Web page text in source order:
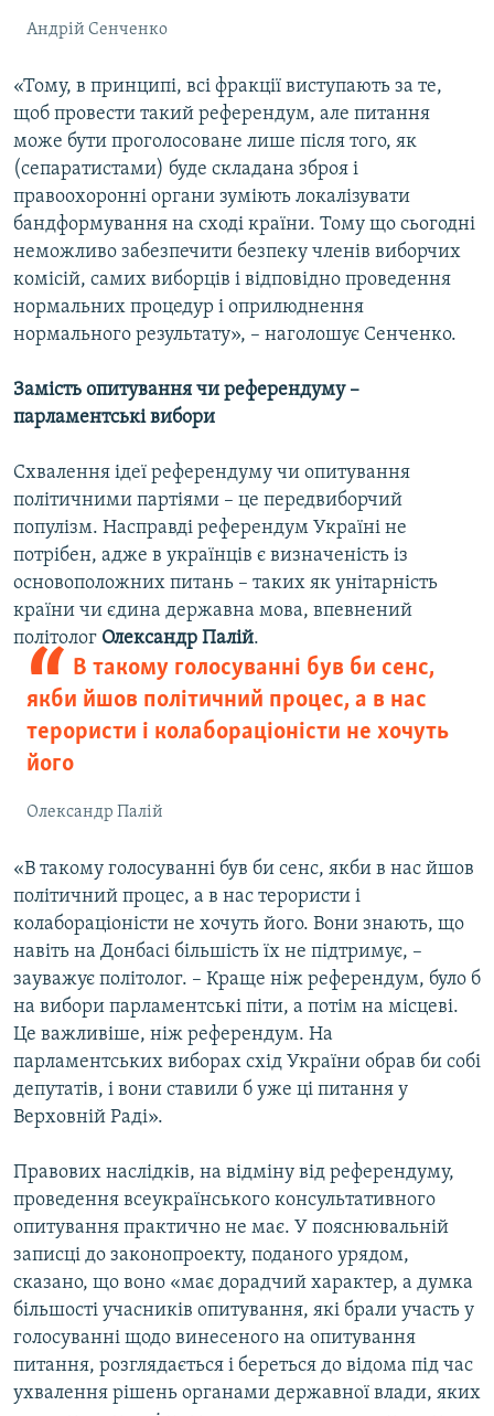
Андрій Сенченко
«Тому, в принципі, всі фракції виступають за те,
щоб провести такий референдум, але питання
може бути проголосоване лише після того, як
(сепаратистами) буде складана зброя і
правоохоронні органи зуміють локалізувати
бандформування на сході країни. Тому що сьогодні
неможливо забезпечити безпеку членів виборчих
комісій, самих виборців і відповідно проведення
нормальних процедур і оприлюднення
нормального результату», – наголошує Сенченко.
Замість опитування чи референдуму –
парламентські вибори
Схвалення ідеї референдуму чи опитування
політичними партіями – це передвиборчий
популізм. Насправді референдум Україні не
потрібен, адже в українців є визначеність із
основоположних питань – таких як унітарність
країни чи єдина державна мова, впевнений
політолог Олександр Палій.
В такому голосуванні був би сенс,
якби йшов політичний процес, а в нас
терористи і колабораціоністи не хочуть
його
Олександр Палій
«В такому голосуванні був би сенс, якби в нас йшов
політичний процес, а в нас терористи і
колабораціоністи не хочуть його. Вони знають, що
навіть на Донбасі більшість їх не підтримує, –
зауважує політолог. – Краще ніж референдум, було б
на вибори парламентські піти, а потім на місцеві.
Це важливіше, ніж референдум. На
парламентських виборах схід України обрав би собі
депутатів, і вони ставили б уже ці питання у
Верховній Раді».
Правових наслідків, на відміну від референдуму,
проведення всеукраїнського консультативного
опитування практично не має. У пояснювальній
записці до законопроекту, поданого урядом,
сказано, що воно «має дорадчий характер, а думка
більшості учасників опитування, які брали участь у
голосуванні щодо винесеного на опитування
питання, розглядається і береться до відома під час
ухвалення рішень органами державної влади, яких